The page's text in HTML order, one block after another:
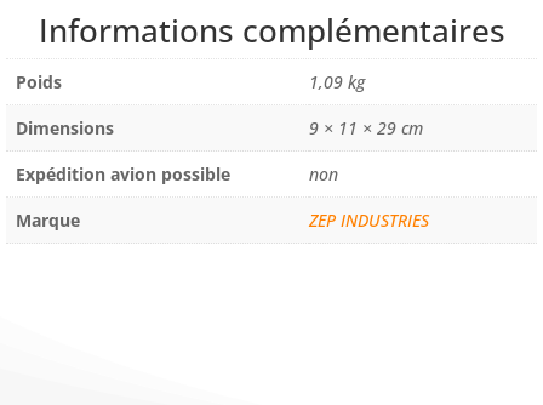
DESODORISANT
-
NEUTRALISANT
/
FLACON
Informations complémentaires
Poids
1,09 kg
Dimensions
9 × 11 × 29 cm
Expédition avion possible
non
Marque
ZEP INDUSTRIES